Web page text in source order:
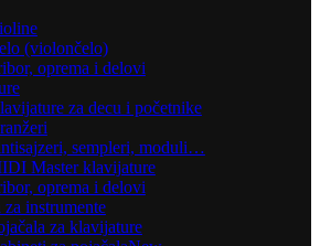
(violončelo)
oprema i delovi
za decu i početnike
sempleri, moduli…
Master klavijature
oprema i delovi
za instrumente
za klavijature